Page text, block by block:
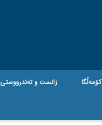
کۆمەڵگا زانست و تەندرووستی